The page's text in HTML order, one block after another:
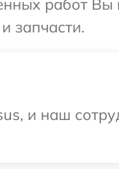
работ
запчасти.
и наш